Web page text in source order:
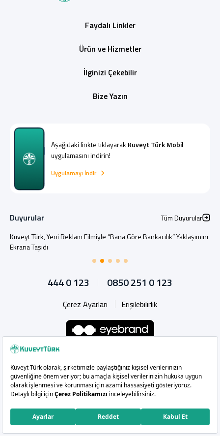
Faydalı Linkler
Ürün ve Hizmetler
İlginizi Çekebilir
Bize Yazın
Aşağıdaki linkte tıklayarak Kuveyt Türk Mobil
uygulamasını indirin!
Uygulamayı İndir
Duyurular
Tüm Duyurular
Kuveyt Türk, Yeni Reklam Filmiyle “Bana Göre Bankacılık” Yaklaşımını
Ekrana Taşıdı
444 0 123 0850 251 0 123
Çerez Ayarları Erişilebilirlik
WhatsappInstagramFacebook
X Linkedin
Copyright 2026 Kuveyt Türk Katılım Bankası A.Ş.